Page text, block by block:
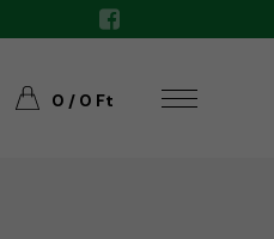
0 / 0 Ft